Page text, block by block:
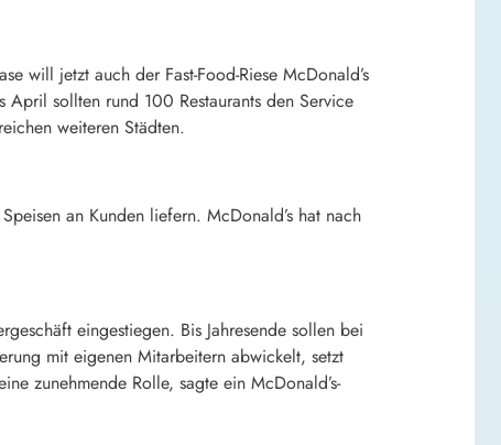
will jetzt auch der Fast-Food-Riese McDonald’s
April sollten rund 100 Restaurants den Service
weiteren Städten.
an Kunden liefern. McDonald’s hat nach
eingestiegen. Bis Jahresende sollen bei
mit eigenen Mitarbeitern abwickelt, setzt
zunehmende Rolle, sagte ein McDonald’s-